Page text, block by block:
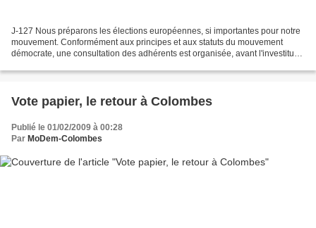
J-127 Nous préparons les élections européennes, si importantes pour notre
mouvement. Conformément aux principes et aux statuts du mouvement
démocrate, une consultation des adhérents est organisée, avant l'investiture
Vote papier, le retour à Colombes
Publié le 01/02/2009 à 00:28
Par MoDem-Colombes